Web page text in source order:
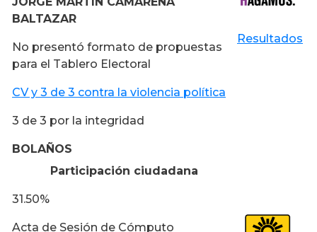
BALTAZAR
No presentó formato de propuestas
para el Tablero Electoral
CV y 3 de 3 contra la violencia política
3 de 3 por la integridad
Resultados
BOLAÑOS
Participación ciudadana
31.50%
Acta de Sesión de Cómputo